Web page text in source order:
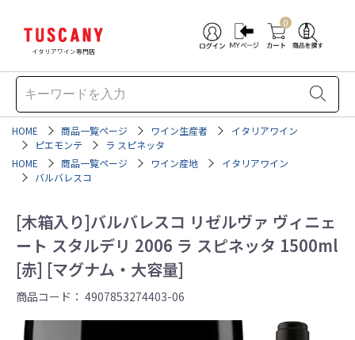
イタリアワイン専門店
0
HOME 商品一覧ページ ワイン生産者
イタリアワイン
ピエモンテ
ラ スピネッタ
HOME
商品一覧ページ ワイン産地
イタリアワイン
バルバレスコ
[木箱入り]バルバレスコ リゼルヴァ ヴィニェ
ート スタルデリ 2006 ラ スピネッタ 1500ml
[赤] [マグナム・大容量]
商品コード： 4907853274403-06